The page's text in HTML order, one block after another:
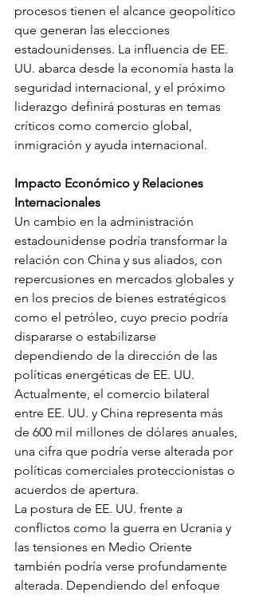
procesos tienen el alcance geopolítico
que generan las elecciones
estadounidenses. La influencia de EE.
UU. abarca desde la economía hasta la
seguridad internacional, y el próximo
liderazgo definirá posturas en temas
críticos como comercio global,
inmigración y ayuda internacional.
Impacto Económico y Relaciones
Internacionales
Un cambio en la administración
estadounidense podría transformar la
relación con China y sus aliados, con
repercusiones en mercados globales y
en los precios de bienes estratégicos
como el petróleo, cuyo precio podría
dispararse o estabilizarse
dependiendo de la dirección de las
políticas energéticas de EE. UU.
Actualmente, el comercio bilateral
entre EE. UU. y China representa más
de 600 mil millones de dólares anuales,
una cifra que podría verse alterada por
políticas comerciales proteccionistas o
acuerdos de apertura.
La postura de EE. UU. frente a
conflictos como la guerra en Ucrania y
las tensiones en Medio Oriente
también podría verse profundamente
alterada. Dependiendo del enfoque